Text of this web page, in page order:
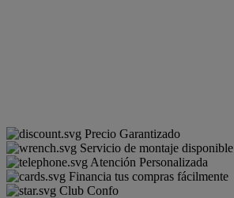
Precio Garantizado
Servicio de montaje disponible
Atención Personalizada
Financia tus compras fácilmente
Club Confo